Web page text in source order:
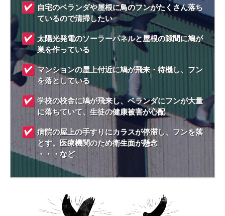
自宅のベランダや屋根に鳥のフンがたくさん落ち
ているので清掃したい
太陽光発電のソーラーパネルと屋根の隙間に鳩が
巣を作っている
マンションの屋上付近に鳩が飛来・待機し、フン
を落としている
学校の校舎に鳩が飛来し、ベランダにフンが大量
に落ちていて、生徒の健康被害が心配
病院の屋上の手すりにカラスが停滞し、フンを落
とす。医療機関のため衛生面が懸念
・・・など